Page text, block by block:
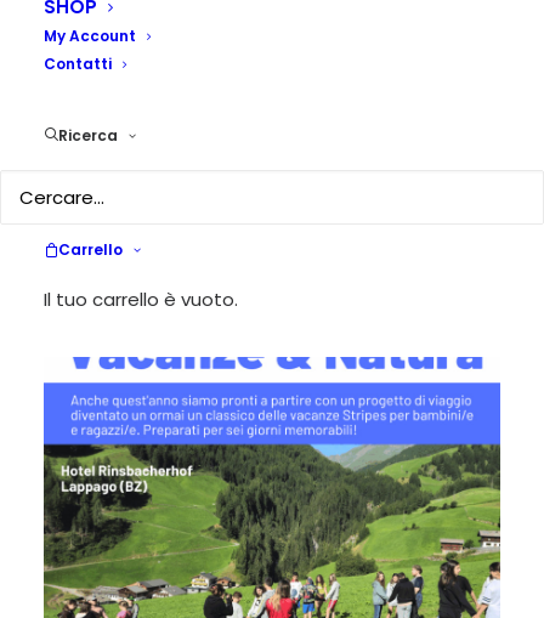
SHOP
My Account
Contatti
Ricerca
Carrello
Il tuo carrello è vuoto.
edizione di vacanze e
natura